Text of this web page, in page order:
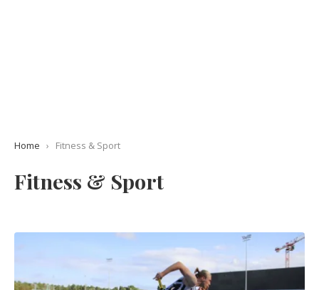
Home › Fitness & Sport
Fitness & Sport